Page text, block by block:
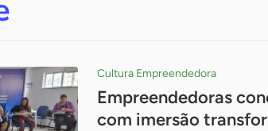
Cultura Empreendedora
Empreendedoras
com imersão